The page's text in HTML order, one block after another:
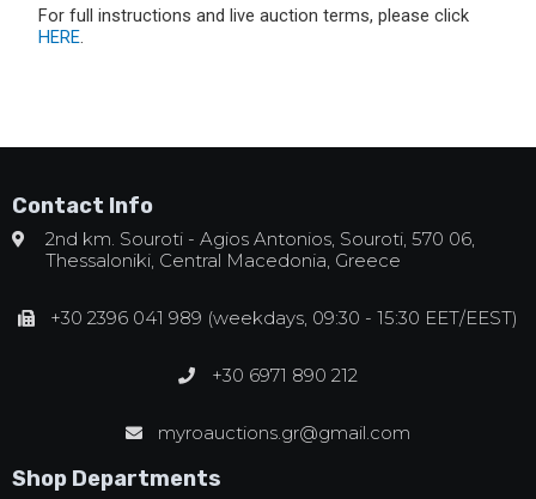
For full instructions and live auction terms, please click
HERE.
Contact Info
2nd km. Souroti - Agios Antonios, Souroti, 570 06,
Thessaloniki, Central Macedonia, Greece
+30 2396 041 989 (weekdays, 09:30 - 15:30 EET/EEST)
+30 6971 890 212
myroauctions.gr@gmail.com
Shop Departments